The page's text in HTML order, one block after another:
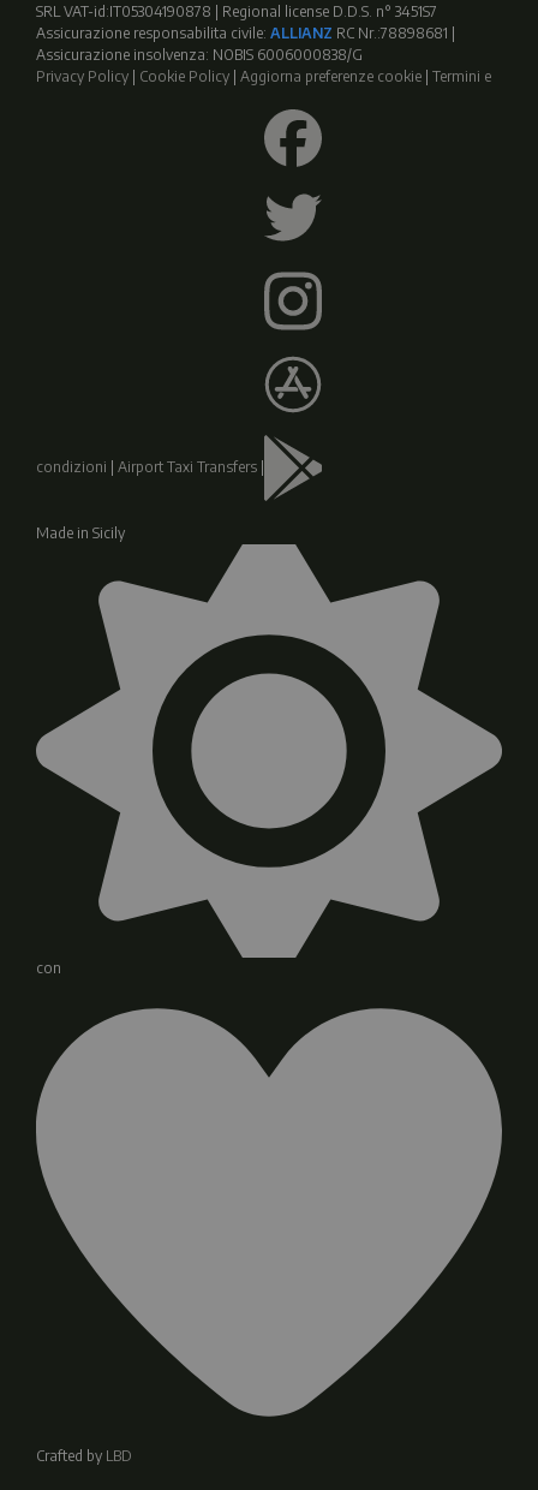
SRL VAT-id:IT05304190878 | Regional license D.D.S. n° 3451S7
Assicurazione responsabilita civile: ALLIANZ RC Nr.:78898681 |
Assicurazione insolvenza: NOBIS 6006000838/G
Privacy Policy
Cookie Policy Aggiorna preferenze cookie Termini e
condizioni | Airport Taxi Transfers |
Made in Sicily
con
Crafted by LBD